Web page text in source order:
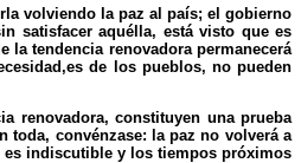
volviendo la paz al país; el gobierno
satisfacer aquélla, está visto que es
tendencia renovadora permanecerá
de los pueblos, no pueden
renovadora, constituyen una prueba
toda, convénzase: la paz no volverá a
es indiscutible y los tiempos próximos